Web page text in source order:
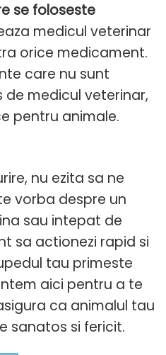
se foloseste
medicul veterinar
orice medicament.
care nu sunt
medicul veterinar,
pentru animale.
nu ezita sa ne
vorba despre un
sau intepat de
sa actionezi rapid si
tau primeste
aici pentru a te
ca animalul tau
sanatos si fericit.